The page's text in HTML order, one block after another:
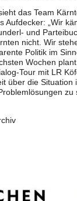
das Team
Aufdecker: „Wir
und
nicht. Wir
Politik im
Wochen
Tour mit LR
über die Situation
zu